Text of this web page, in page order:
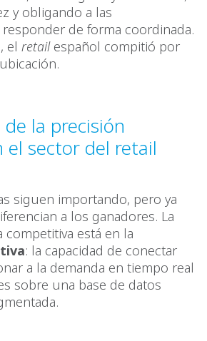
y obligando a las
de forma coordinada.
el retail español compitió por
la precisión
el sector del retail
siguen importando, pero ya
a los ganadores. La
competitiva está en la
: la capacidad de conectar
a la demanda en tiempo real
sobre una base de datos